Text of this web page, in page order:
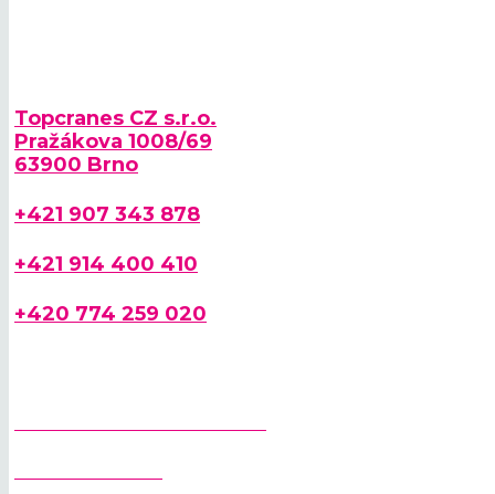
Topcranes CZ s.r.o.
Pražákova 1008/69
63900 Brno
+421 907 343 878
+421 914 400 410
+420 774 259 020